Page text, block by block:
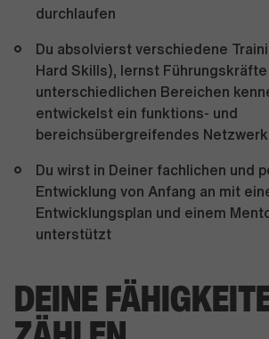
durchlaufen
Du absolvierst verschiedene
Hard Skills), lernst Führungskräfte
unterschiedlichen Bereichen
entwickelst ein funktions- und
bereichsübergreifendes Netzwerk
Du wirst in Deiner fachlichen und
Entwicklung von Anfang an mit
Entwicklungsplan und einem
unterstützt
DEINE